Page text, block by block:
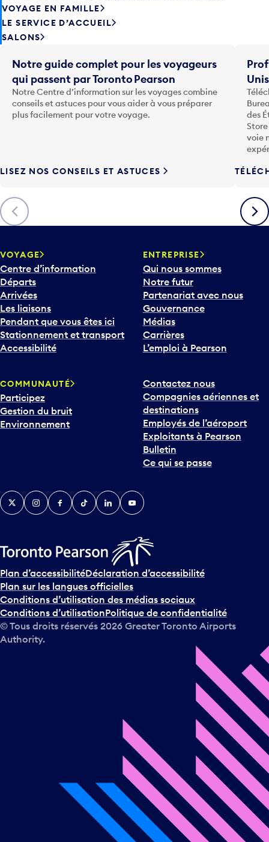
VOYAGE EN FAMILLE
LE SERVICE D’ACCUEIL
SALONS
Précédent
Notre guide complet pour les voyageurs
qui passent par Toronto Pearson
Notre Centre d’information sur les voyages combine
conseils et astuces pour vous aider à vous préparer
plus facilement pour votre voyage.
LISEZ NOS CONSEILS ET ASTUCES
des
voie
VOYAGE
Centre d’information
Départs
Arrivées
Les liaisons
Pendant que vous êtes ici
Stationnement et transport
Accessibilité
ENTREPRISE
Qui nous sommes
Notre futur
Partenariat avec nous
Gouvernance
Médias
Carrières
L’emploi à Pearson
COMMUNAUTÉ
Participez
Gestion du bruit
Environnement
Contactez nous
Compagnies aériennes et
destinations
Employés de l’aéroport
Exploitants à Pearson
Bulletin
Ce qui se passe
TwitterInstagramFacebook
TikTokLinkedInYouTube
Plan d’accessibilitéDéclaration d’accessibilité
Plan sur les langues officielles
Conditions d’utilisation des médias sociaux
Conditions d’utilisationPolitique de confidentialité
© Tous droits réservés 2026 Greater Toronto Airports
Authority.